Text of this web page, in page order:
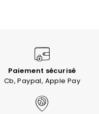
Paiement sécurisé
Cb, Paypal, Apple Pay